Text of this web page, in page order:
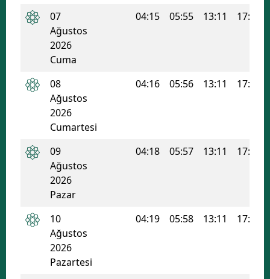
Bursa
Çorum
Erzincan
07
Ağustos
2026
Cuma
04:15 05:55 13:11 17:03
08
Ağustos
2026
Cumartesi
04:16 05:56 13:11 17:03
09
Ağustos
2026
Pazar
04:18 05:57 13:11 17:02
10
Ağustos
2026
Pazartesi
04:19 05:58 13:11 17:02